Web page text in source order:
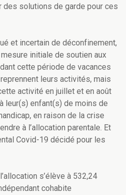
des solutions de garde pour ces
et incertain de déconfinement,
initiale de soutien aux
cette période de vacances
leurs activités, mais
activité en juillet et en août
leur(s) enfant(s) de moins de
en raison de la crise
à l’allocation parentale. Et
Covid-19 décidé pour les
s’élève à 532,24
cohabite